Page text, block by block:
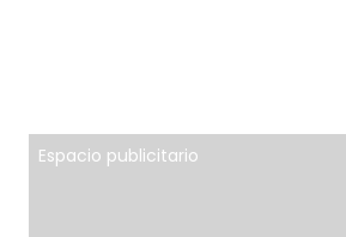
Espacio publicitario